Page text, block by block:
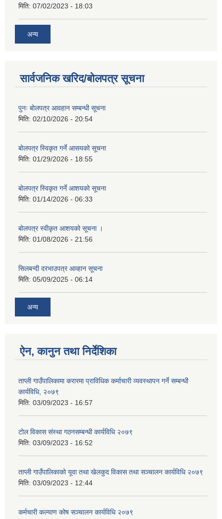
मिति: 07/02/2023 - 18:03
अन्य
सार्वजनिक खरिद/बोलपत्र सूचना
पुनः बोलपत्र आवहान सम्बन्धी सूचना
मिति: 02/10/2026 - 20:54
बोलपत्र स्विकृत गर्ने आसयको सूचना
मिति: 01/29/2026 - 18:55
बोलपत्र स्विकृत गर्ने आशयको सूचना
मिति: 01/14/2026 - 06:33
बोलपत्र स्वीकृत आशयको सूचना ।
मिति: 01/08/2026 - 21:56
सिलबन्दी दरभाउपत्र आव्हान सूचना
मिति: 05/09/2025 - 06:14
अन्य
ऐन, कानुन तथा निर्देशिका
ताप्ली गाउँपालिकामा करारमा प्राविधिक कर्माचारी व्यवस्थापन गर्ने सम्बन्धी
कार्यविधि, २०७९
मिति: 03/09/2023 - 16:57
टोल विकास संस्था गठनसम्बन्धी कार्यविधि २०७९
मिति: 03/09/2023 - 16:52
ताप्ली गाउँपालिकाको यूवा तथा खेलकुद विकास तथा सञ्चालन कार्यविधि २०७९
मिति: 03/09/2023 - 12:44
कर्मचारी कल्याण कोष सञ्चालन कार्यविधि २०७९